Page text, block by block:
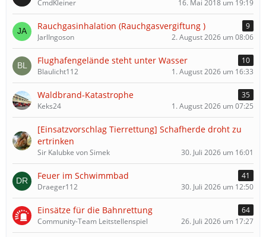
CmdKleiner 16. Mai 2018 um 19:19
Rauchgasinhalation (Rauchgasvergiftung )
9
JarlIngoson
2. August 2026 um 08:06
Flughafengelände steht unter Wasser
10
Blaulicht112
1. August 2026 um 16:33
Waldbrand-Katastrophe
35
Keks24
1. August 2026 um 07:25
[Einsatzvorschlag Tierrettung] Schafherde droht zu
ertrinken
Sir Kalubke von Simek 30. Juli 2026 um 16:01
Feuer im Schwimmbad
41
Draeger112
30. Juli 2026 um 12:50
Einsätze für die Bahnrettung
64
Community-Team Leitstellenspiel
26. Juli 2026 um 17:27